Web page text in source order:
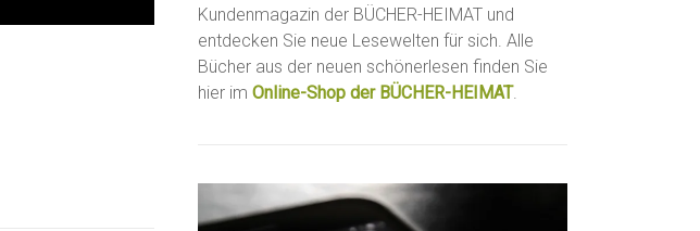
Kundenmagazin der BÜCHER-HEIMAT und
entdecken Sie neue Lesewelten für sich. Alle
Bücher aus der neuen schönerlesen finden Sie
hier imOnline-Shop der BÜCHER-HEIMAT.